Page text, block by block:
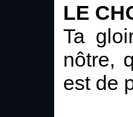
LE
Ta
nôtre,
est de